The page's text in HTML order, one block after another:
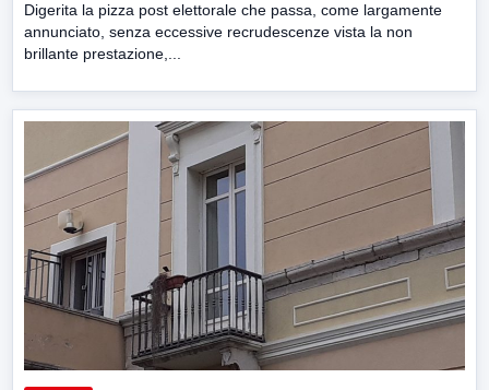
Digerita la pizza post elettorale che passa, come largamente
annunciato, senza eccessive recrudescenze vista la non
brillante prestazione,...